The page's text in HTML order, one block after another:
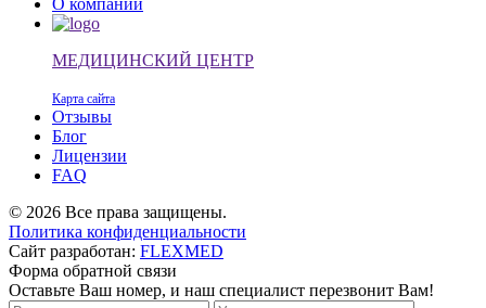
О компании
МЕДИЦИНСКИЙ ЦЕНТР
Карта сайта
Отзывы
Блог
Лицензии
FAQ
© 2026 Все права защищены.
Политика конфиденциальности
Сайт разработан: FLEXMED
Форма обратной связи
Оставьте Ваш номер, и наш специалист перезвонит Вам!